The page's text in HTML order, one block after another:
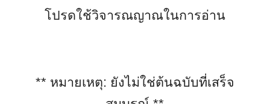
โปรดใช้วิจารณญาณในการอ่าน
** หมายเหตุ: ยังไม่ใช่ต้นฉบับที่เสร็จ